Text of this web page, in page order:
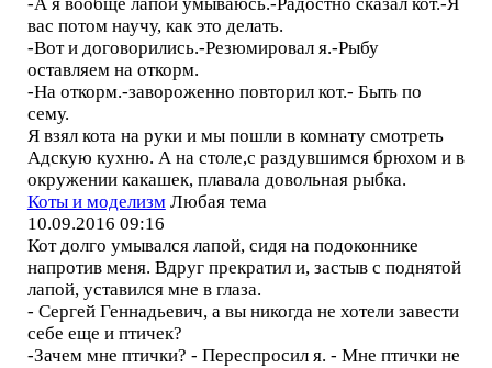
вас потом научу, как это делать.
-Вот и договорились.-Резюмировал я.-Рыбу
оставляем на откорм.
-На откорм.-завороженно повторил кот.- Быть по
сему.
Я взял кота на руки и мы пошли в комнату смотреть
Адскую кухню. А на столе,с раздувшимся брюхом и в
окружении какашек, плавала довольная рыбка.
Коты и моделизм Любая тема
10.09.2016 09:16
Кот долго умывался лапой, сидя на подоконнике
напротив меня. Вдруг прекратил и, застыв с поднятой
лапой, уставился мне в глаза.
- Сергей Геннадьевич, а вы никогда не хотели завести
себе еще и птичек?
-Зачем мне птички? - Переспросил я. - Мне птички не